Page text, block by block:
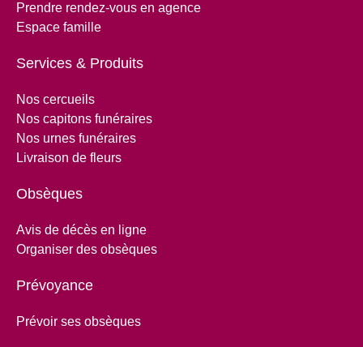
Prendre rendez-vous en agence
Espace famille
Services & Produits
Nos cercueils
Nos capitons funéraires
Nos urnes funéraires
Livraison de fleurs
Obsèques
Avis de décès en ligne
Organiser des obsèques
Prévoyance
Prévoir ses obsèques